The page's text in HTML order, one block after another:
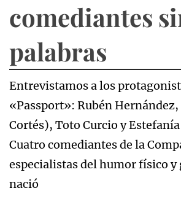
comediantes
palabras
Entrevistamos a los
«Passport»: Rubén Hernández,
Cortés), Toto Curcio y
Cuatro comediantes de la
especialistas del humor físico y
nació